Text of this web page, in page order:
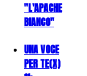
"L'APACHE
BIANCO"
UNA VOCE
PER TE(X)